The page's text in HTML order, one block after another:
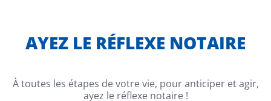
AYEZ LE RÉFLEXE NOTAIRE
À toutes les étapes de votre vie, pour anticiper et agir,
ayez le réflexe notaire !